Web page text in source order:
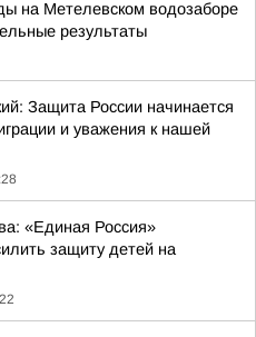
на Метелевском водозаборе
результаты
Защита России начинается
и уважения к нашей
«Единая Россия»
защиту детей на